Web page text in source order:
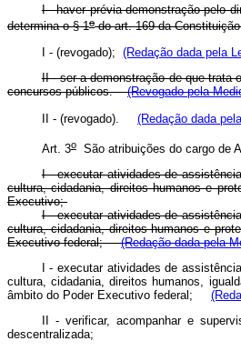
I - haver prévia demonstração pelo
determina o § 1odo art. 169 da
I - (revogado); (Redação dada pela
II - ser a demonstração de que trata
concursos públicos.(Revogado pela
II - (revogado). (Redação dada
Art. 3oSão atribuições do cargo de
I - executar atividades de
cultura, cidadania, direitos humanos e
Executivo;
I - executar atividades de
cultura, cidadania, direitos humanos e
Executivo federal;(Redação dada pela
I - executar atividades de
cultura, cidadania, direitos humanos,
âmbito do Poder Executivo federal;
II - verificar, acompanhar e
descentralizada;